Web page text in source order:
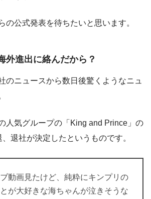
の公式発表を待ちたいと思います。
進出に絡んだから？
のニュースから数日後驚くようなニュ
人気グループの「King and Prince」の
退社が決定したというものです。
動画見たけど、純粋にキンプリの
が大好きな海ちゃんが泣きそうな